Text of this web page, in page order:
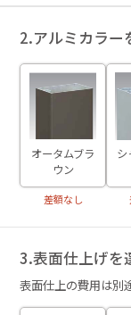
2.アルミカラー
オータムブラ
ウン
差額なし
シ
3.表面仕上げを
表面仕上の費用は別